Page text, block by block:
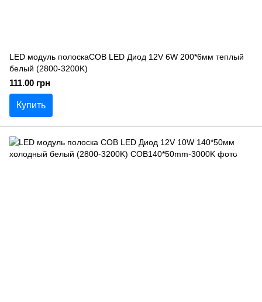
LED модуль полоскаCOB LED Диод 12V 6W 200*6мм теплый
белый (2800-3200K)
111.00 грн
Купить